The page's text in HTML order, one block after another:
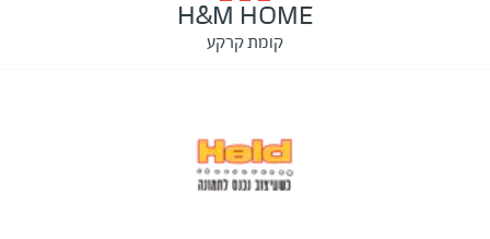
H&M HOME
קומת קרקע